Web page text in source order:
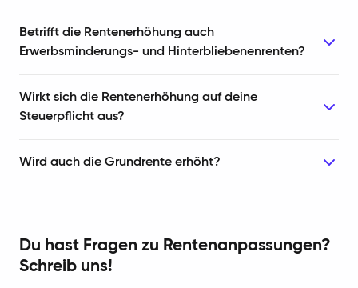
Betrifft die Rentenerhöhung auch
Erwerbsminderungs- und Hinterbliebenenrenten?
Wirkt sich die Rentenerhöhung auf deine
Steuerpflicht aus?
Wird auch die Grundrente erhöht?
Du hast Fragen zu Rentenanpassungen?
Schreib uns!